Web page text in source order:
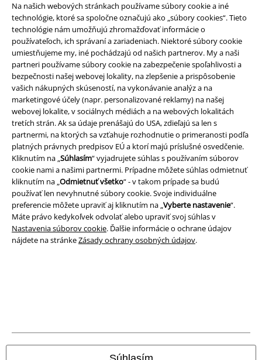
Na našich webových stránkach používame súbory cookie a iné
technológie, ktoré sa spoločne označujú ako „súbory cookies“. Tieto
technológie nám umožňujú zhromažďovať informácie o
používateľoch, ich správaní a zariadeniach. Niektoré súbory cookie
umiestňujeme my, iné pochádzajú od našich partnerov. My a naši
partneri používame súbory cookie na zabezpečenie spoľahlivosti a
bezpečnosti našej webovej lokality, na zlepšenie a prispôsobenie
vašich nákupných skúseností, na vykonávanie analýz a na
marketingové účely (napr. personalizované reklamy) na našej
webovej lokalite, v sociálnych médiách a na webových lokalitách
tretích strán. Ak sa údaje prenášajú do USA, zdieľajú sa len s
partnermi, na ktorých sa vzťahuje rozhodnutie o primeranosti podľa
platných právnych predpisov EÚ a ktorí majú príslušné osvedčenie.
Kliknutím na „Súhlasím“ vyjadrujete súhlas s používaním súborov
cookie nami a našimi partnermi. Prípadne môžete súhlas odmietnuť
kliknutím na „Odmietnuť všetko“ - v takom prípade sa budú
používať len nevyhnutné súbory cookie. Svoje individuálne
preferencie môžete upraviť aj kliknutím na „Vyberte nastavenie“.
Máte právo kedykoľvek odvolať alebo upraviť svoj súhlas v
Nastavenia súborov cookie. Ďalšie informácie o ochrane údajov
nájdete na stránkeZásady ochrany osobných údajov.
Právne informácie
Podmienky
Imprint
Ochrana osobných údajov
Likvidácia odpadu a ochrana životného prostredia
Vyhlásenie o zhode
Všetky ceny sú vrátane DPH, bez poštovného abalného